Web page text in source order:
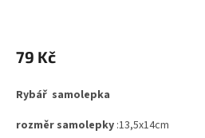
produktu
je
z
hvězdiček.
79 Kč
Rybář samolepka
rozměr samolepky :13,5x14cm